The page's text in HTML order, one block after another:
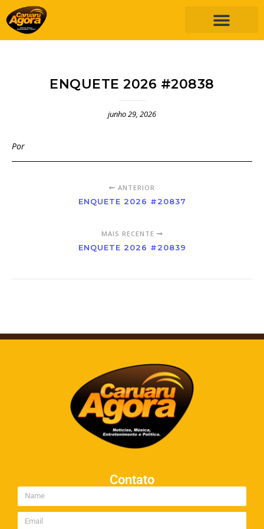
ENQUETE 2026 #20838
junho 29, 2026
Por
ANTERIOR
ENQUETE 2026 #20837
MAIS RECENTE
ENQUETE 2026 #20839
Contato